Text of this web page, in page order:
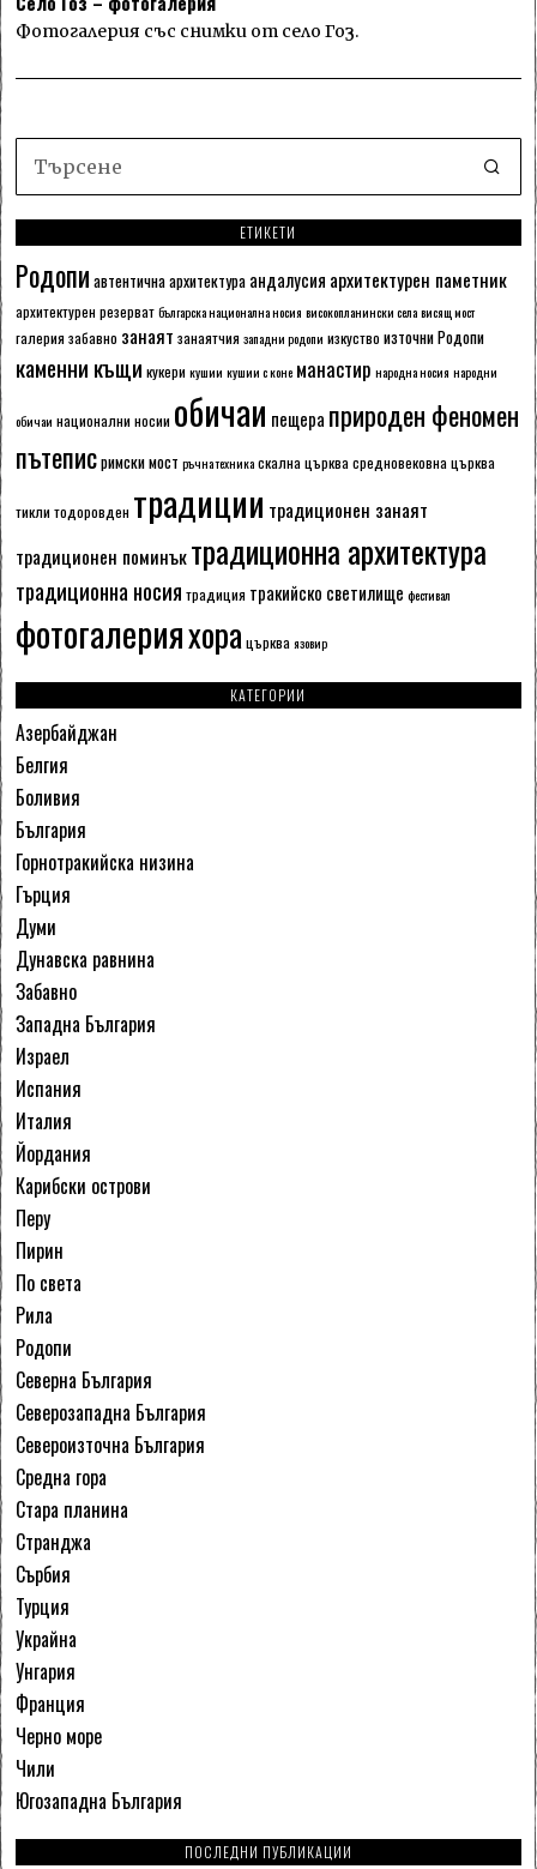
Фотогалерия със снимки от село Гоз.
ЕТИКЕТИ
Родопи автентична архитектура андалусия архитектурен паметник
архитектурен резерват българска национална носия високопланински села висящ мост
галерия забавно занаят занаятчия западни родопи изкуство източни Родопи
каменни къщи кукери кушии кушии с коне манастир народна носия народни
обичаи национални носии обичаи пещера природен феномен
пътеписримски мост ръчна техника скална църквасредновековна църква
тикли тодоровден традиции традиционен занаят
традиционен поминъктрадиционна архитектура
традиционна носия традиция тракийско светилище фестивал
фотогалерияхорацърква язовир
КАТЕГОРИИ
Азербайджан
Белгия
Боливия
България
Горнотракийска низина
Гърция
Думи
Дунавска равнина
Забавно
Западна България
Израел
Испания
Италия
Йордания
Карибски острови
Перу
Пирин
По света
Рила
Родопи
Северна България
Северозападна България
Североизточна България
Средна гора
Стара планина
Странджа
Сърбия
Турция
Украйна
Унгария
Франция
Черно море
Чили
Югозападна България
ПОСЛЕДНИ ПУБЛИКАЦИИ